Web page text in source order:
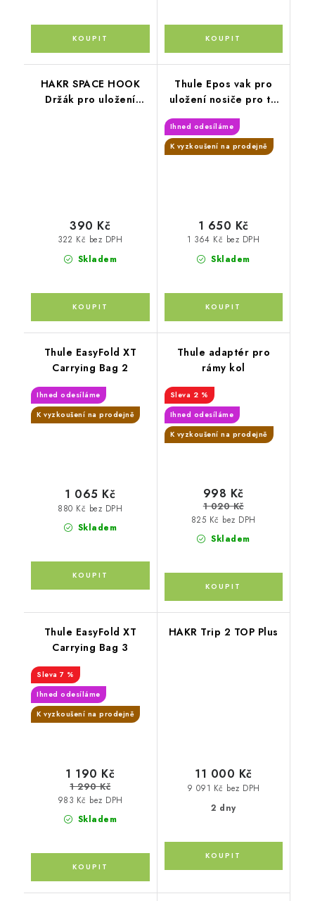
HAKR SPACE HOOK
Držák pro uložení
Skladem
322 Kč bez DPH
390 Kč
Thule Epos vak pro
uložení nosiče pro tři
Ihned odesíláme
K vyzkoušení na prodejně
Skladem
1 364 Kč bez DPH
1 650 Kč
Thule EasyFold XT
Carrying Bag 2
Ihned odesíláme
K vyzkoušení na prodejně
Skladem
880 Kč bez DPH
1 065 Kč
Thule adaptér pro
rámy kol
2 %
Ihned odesíláme
K vyzkoušení na prodejně
Skladem
825 Kč bez DPH
998 Kč
1 020 Kč
Thule EasyFold XT
Carrying Bag 3
7 %
Ihned odesíláme
K vyzkoušení na prodejně
Skladem
983 Kč bez DPH
1 190 Kč
1 290 Kč
HAKR Trip 2 TOP Plus
2 dny
9 091 Kč bez DPH
11 000 Kč